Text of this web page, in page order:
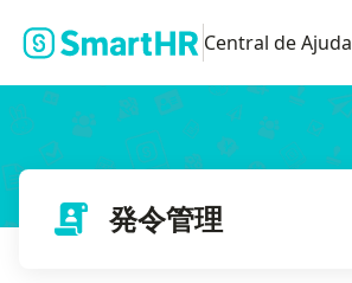
Central de Ajuda
発令管理